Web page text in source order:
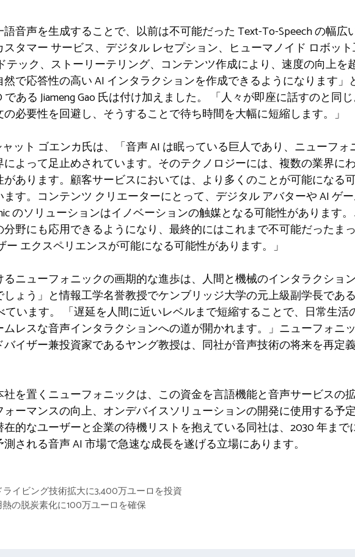
音声を生成することで、以前は不可能だった Text-To-Speech の幅広
タマー サービス、デジタル レセプション、ヒューマノイド ロボッ
テック、ストーリーテリング、コンテンツ作成により、速度の向上を
で応答性の高い AI インタラクションを作成できるようになります」
ある Jiameng Gao 氏は付け加えました。 「人々が即座に話すのと同
必要性を回避し、そうすることで待ち時間を大幅に短縮します。」
ット ゴエンカ氏は、「音声 AI は眠っている巨人であり、ニューフォ
よって足止めされています。そのテクノロジーには、複数の業界に
あります。顧客サービスにおいては、より多くのことが可能になる
す。コンテンツ クリエーターにとって、デジタル アバターや AI ゲ
のソリューションはイノベーションの触媒となる可能性があります
野にも応用できるようになり、最終的にはこれまで不可能だったま
エクスペリエンスが可能になる可能性があります。」
るニューフォニックの画期的な進歩は、人間と機械のインタラクショ
ょう」と情報工学名誉教授でケンブリッジ大学の元上級副学長であ
ています。 「遅延を人間に近いレベルまで短縮することで、日常生活
レスな音声インタラクションへの道が開かれます。」ニューフォニ
イザー兼投資家であるヤング教授は、同社が音声技術の将来を再定
を置くニューフォニックは、この資金を言語機能と音声サービスの拡
ーマンスの向上、オンデバイスソリューションの開発に使用する予
的なユーザーと企業の待機リストを抱えている同社は、2030 年まで
される音声 AI 市場で急速な成長を遂げる立場にあります。
イビング技術拡大に3,400万ユーロを投資
の脱炭素化に100万ユーロを確保